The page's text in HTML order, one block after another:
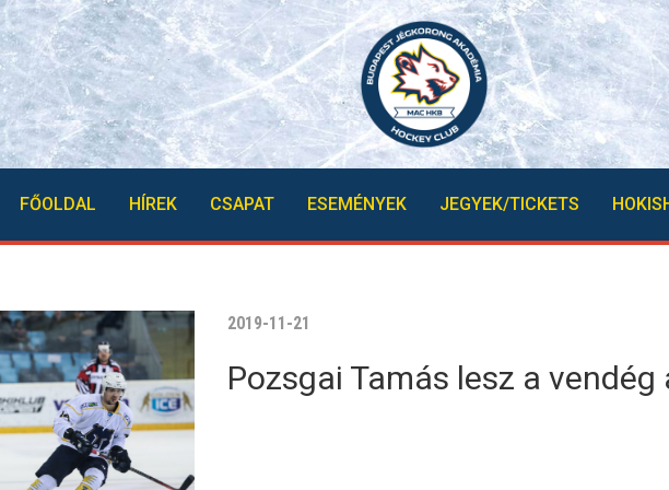
FŐOLDAL HÍREK CSAPAT ESEMÉNYEK JEGYEK/TICKETS
2019-11-21
Pozsgai Tamás lesz a